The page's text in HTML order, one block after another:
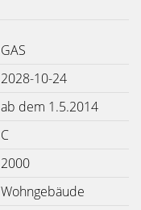
GAS
2028-10-24
ab dem 1.5.2014
C
2000
Wohngebäude